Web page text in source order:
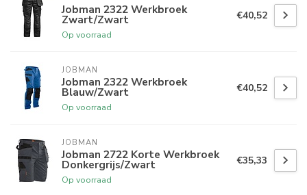
Jobman 2322 Werkbroek
Zwart/Zwart
Op voorraad
€40,52
JOBMAN
Jobman 2322 Werkbroek
Blauw/Zwart
Op voorraad
€40,52
JOBMAN
Jobman 2722 Korte Werkbroek
Donkergrijs/Zwart
Op voorraad
€35,33